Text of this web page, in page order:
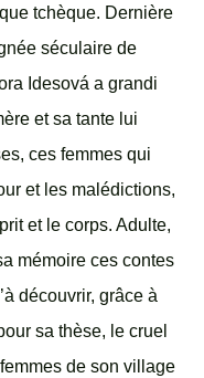
tchèque. Dernière
séculaire de
Idesová a grandi
et sa tante lui
ces femmes qui
et les malédictions,
et le corps. Adulte,
mémoire ces contes
découvrir, grâce à
sa thèse, le cruel
de son village